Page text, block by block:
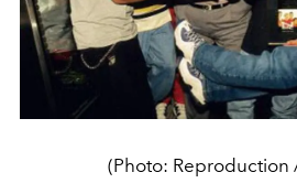
(Photo: Reproduction